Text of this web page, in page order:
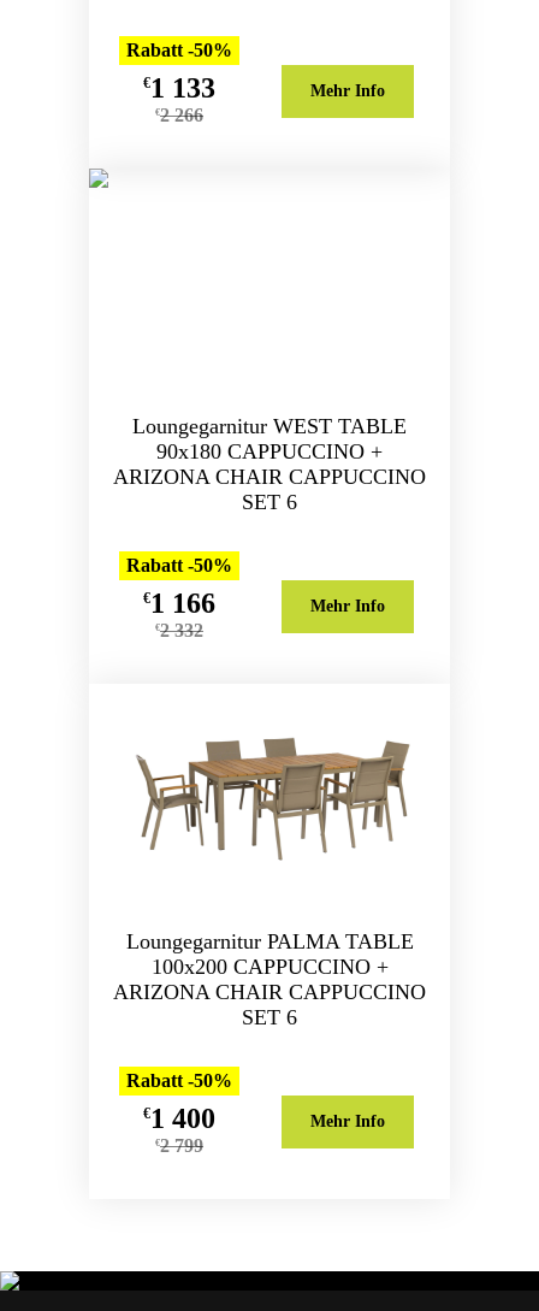
Rabatt -50%
€1 133
€2 266
Mehr Info
Loungegarnitur WEST TABLE
90x180 CAPPUCCINO +
ARIZONA CHAIR CAPPUCCINO
SET 6
Rabatt -50%
€1 166
€2 332
Mehr Info
Loungegarnitur PALMA TABLE
100x200 CAPPUCCINO +
ARIZONA CHAIR CAPPUCCINO
SET 6
Rabatt -50%
€1 400
€2 799
Mehr Info